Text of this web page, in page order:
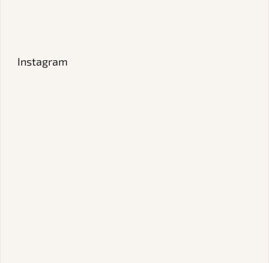
Instagram